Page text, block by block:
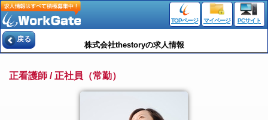
TOPページ マイページ PCサイト
戻る
株式会社thestoryの求人情報
正看護師 / 正社員（常勤）